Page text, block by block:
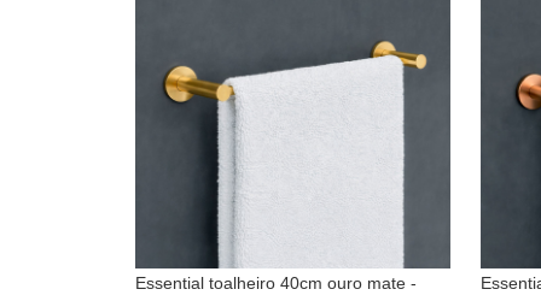
Essential toalheiro 40cm ouro mate -